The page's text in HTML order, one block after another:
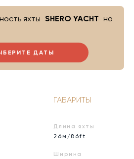
ДАТЫ
яхты SHERO YACHT на
ГАБАРИТЫ
Длина яхты
26м/86ft
Ширина